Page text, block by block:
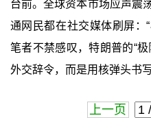
台前。全球资本市场应声震
通网民都在社交媒体刷屏：“
笔者不禁感叹，特朗普的“
外交辞令，而是用核弹头书
上一页